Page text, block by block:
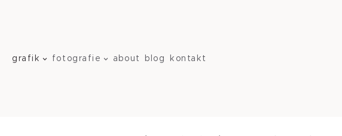
grafik fotografie about blog kontakt